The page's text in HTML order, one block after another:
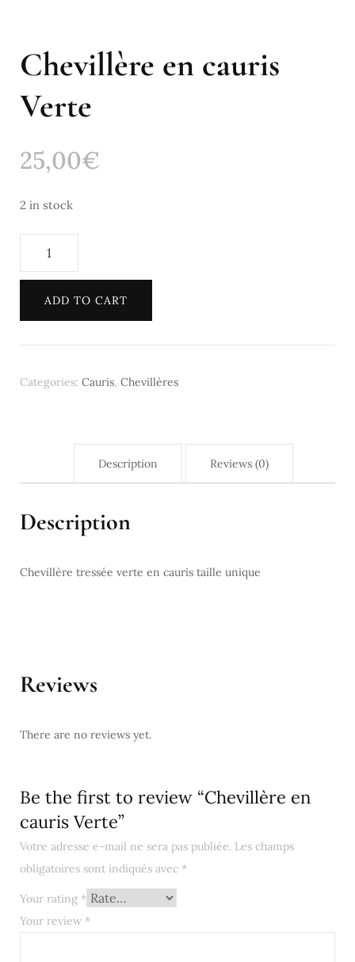
Chevillère en cauris
Verte
25,00€
2 in stock
ADD TO CART
Categories: Cauris, Chevillères
Description Reviews (0)
Description
Chevillère tressée verte en cauris taille unique
Reviews
There are no reviews yet.
Be the first to review “Chevillère en
cauris Verte”
Votre adresse e-mail ne sera pas publiée. Les champs
obligatoires sont indiqués avec *
Your rating *
Your review *